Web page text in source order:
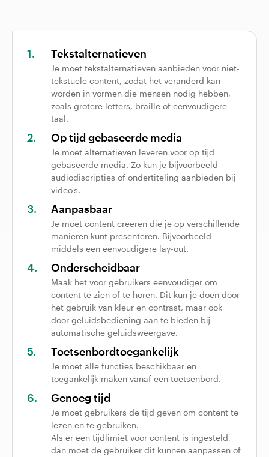
Tekstalternatieven
Je moet tekstalternatieven aanbieden voor niet-
tekstuele content, zodat het veranderd kan
worden in vormen die mensen nodig hebben,
zoals grotere letters, braille of eenvoudigere
taal.
Op tijd gebaseerde media
Je moet alternatieven leveren voor op tijd
gebaseerde media. Zo kun je bijvoorbeeld
audiodiscripties of ondertiteling aanbieden bij
video's.
Aanpasbaar
Je moet content creëren die je op verschillende
manieren kunt presenteren. Bijvoorbeeld
middels een eenvoudigere lay-out.
Onderscheidbaar
Maak het voor gebruikers eenvoudiger om
content te zien of te horen. Dit kun je doen door
het gebruik van kleur en contrast, maar ook
door geluidsbediening aan te bieden bij
automatische geluidsweergave.
Toetsenbordtoegankelijk
Je moet alle functies beschikbaar en
toegankelijk maken vanaf een toetsenbord.
Genoeg tijd
Je moet gebruikers de tijd geven om content te
lezen en te gebruiken.
Als er een tijdlimiet voor content is ingesteld,
dan moet de gebruiker dit kunnen aanpassen of